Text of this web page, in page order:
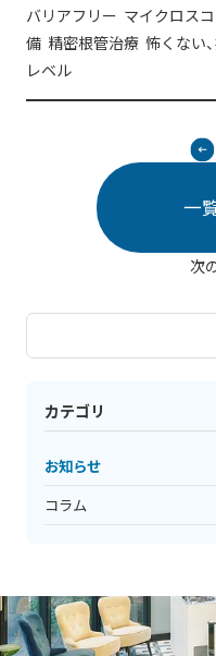
バリアフリー マイクロス
備 精密根管治療 怖くない
レベル
一
次
カテゴリ
お知らせ
コラム